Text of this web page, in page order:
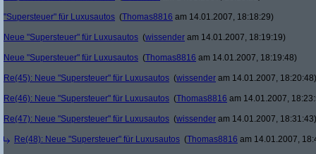
"Supersteuer" für Luxusautos (Thomas8816 am 14.01.2007, 18:18:29)
Neue "Supersteuer" für Luxusautos (wissender am 14.01.2007, 18:19:19)
Neue "Supersteuer" für Luxusautos (Thomas8816 am 14.01.2007, 18:19:48)
Re(45): Neue "Supersteuer" für Luxusautos (wissender am 14.01.2007, 18:20:48)
Re(46): Neue "Supersteuer" für Luxusautos (Thomas8816 am 14.01.2007,
Re(47): Neue "Supersteuer" für Luxusautos (wissender am 14.01.2007, 18:31:43)
Re(48): Neue "Supersteuer" für Luxusautos (Thomas8816 am 14.01.2007,